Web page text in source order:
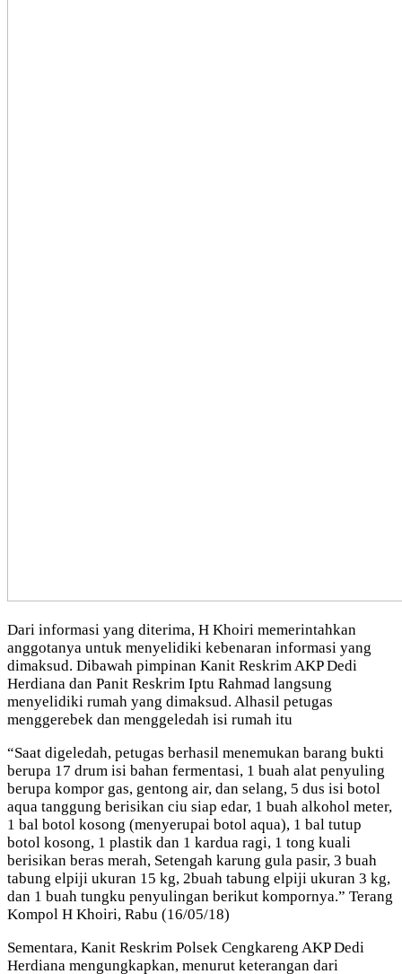
Dari informasi yang diterima, H Khoiri memerintahkan
anggotanya untuk menyelidiki kebenaran informasi yang
dimaksud. Dibawah pimpinan Kanit Reskrim AKP Dedi
Herdiana dan Panit Reskrim Iptu Rahmad langsung
menyelidiki rumah yang dimaksud. Alhasil petugas
menggerebek dan menggeledah isi rumah itu
“Saat digeledah, petugas berhasil menemukan barang bukti
berupa 17 drum isi bahan fermentasi, 1 buah alat penyuling
berupa kompor gas, gentong air, dan selang, 5 dus isi botol
aqua tanggung berisikan ciu siap edar, 1 buah alkohol meter,
1 bal botol kosong (menyerupai botol aqua), 1 bal tutup
botol kosong, 1 plastik dan 1 kardua ragi, 1 tong kuali
berisikan beras merah, Setengah karung gula pasir, 3 buah
tabung elpiji ukuran 15 kg, 2buah tabung elpiji ukuran 3 kg,
dan 1 buah tungku penyulingan berikut kompornya.” Terang
Kompol H Khoiri, Rabu (16/05/18)
Sementara, Kanit Reskrim Polsek Cengkareng AKP Dedi
Herdiana mengungkapkan, menurut keterangan dari